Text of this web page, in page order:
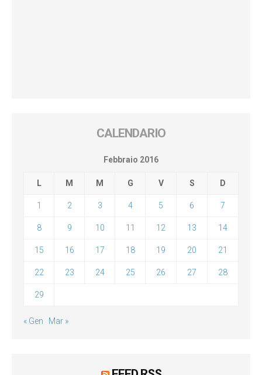
CALENDARIO
Febbraio 2016
L M M G V S D
1 2 3 4 5 6 7
8 9 10 11 12 13 14
15 16 17 18 19 20 21
22 23 24 25 26 27 28
29
« Gen Mar »